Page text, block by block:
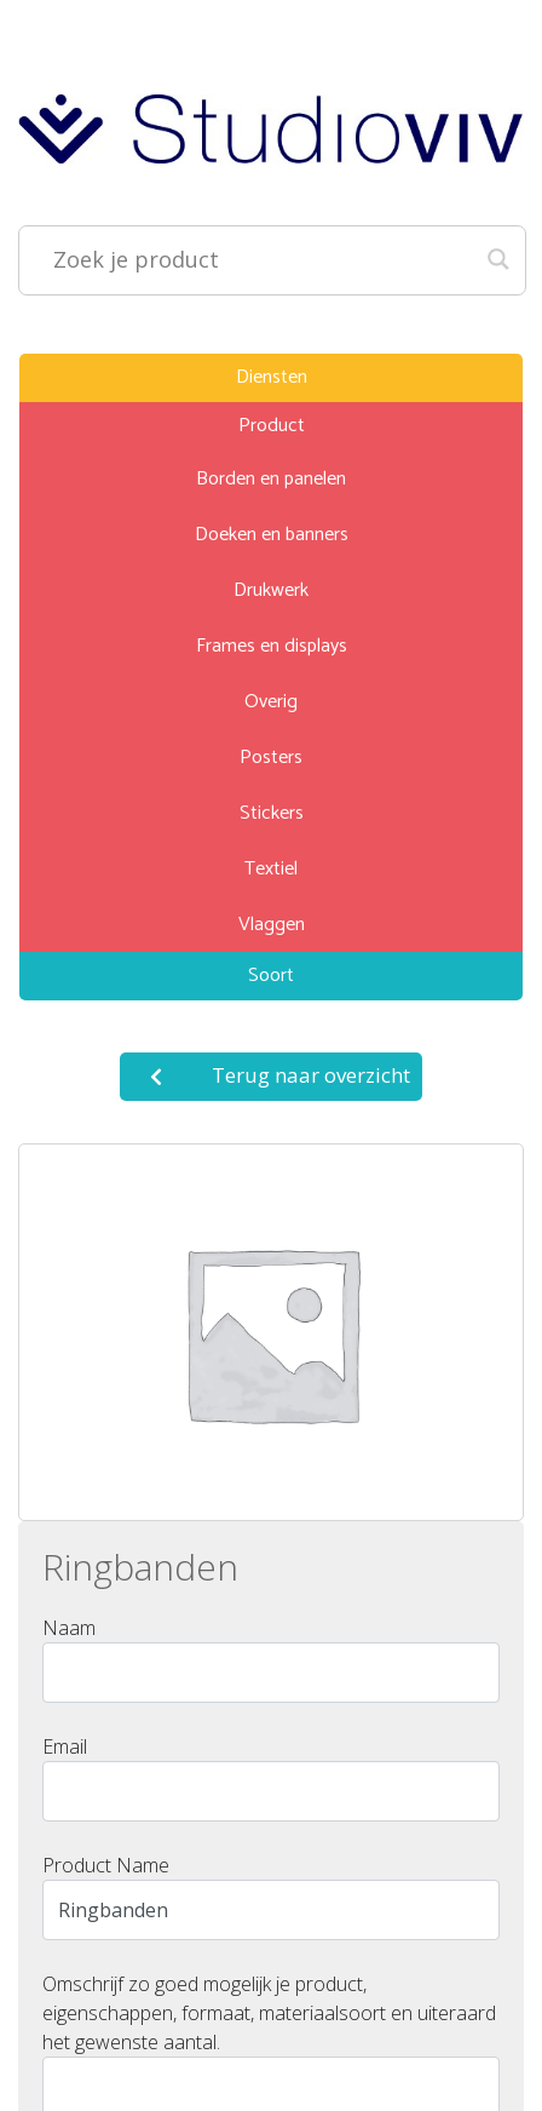
Diensten
Product
Borden en panelen
Doeken en banners
Drukwerk
Frames en displays
Overig
Posters
Stickers
Textiel
Vlaggen
Soort
Terug naar overzicht
Ringbanden
Naam
Email
Product Name
Omschrijf zo goed mogelijk je product,
eigenschappen, formaat, materiaalsoort en uiteraard
het gewenste aantal.